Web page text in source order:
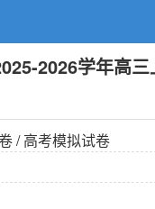
2026学年高
/高考模拟试卷